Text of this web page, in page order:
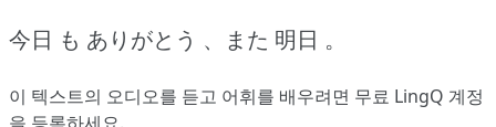
今日 も ありがとう 、また 明日 。
이 텍스트의 오디오를 듣고 어휘를 배우려면 무료 LingQ 계정